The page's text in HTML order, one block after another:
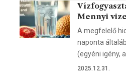
Mennyi
A megfelelő
naponta
(egyéni igény,
2025.12.31.